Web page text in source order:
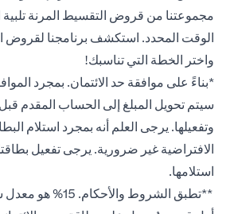
مجموعتنا من قروض التقسيط المرنة تلبية
الوقت المحدد. استكشف برنامجنا لقروض
واختر الخطة التي تناسبك!
*بناءً على موافقة حد الائتمان. بمجرد
سيتم تحويل المبلغ إلى الحساب المقدم
وتفعيلها. يرجى العلم أنه بمجرد استلام
الافتراضية غير ضرورية. يرجى تفعيل
استلامها.
**تطبق الشروط